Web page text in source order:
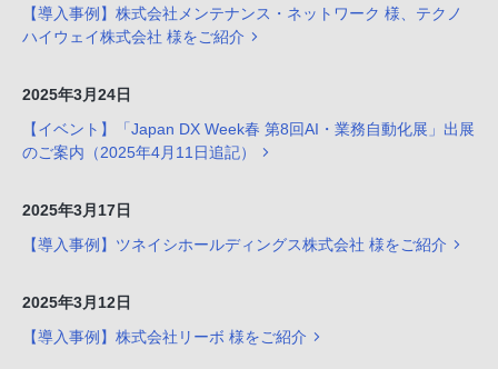
【導入事例】株式会社メンテナンス・ネットワーク 様、テクノ
ハイウェイ株式会社 様をご紹介
2025年3月24日
【イベント】「Japan DX Week春 第8回AI・業務自動化展」出展
のご案内（2025年4月11日追記）
2025年3月17日
【導入事例】ツネイシホールディングス株式会社 様をご紹介
2025年3月12日
【導入事例】株式会社リーボ 様をご紹介